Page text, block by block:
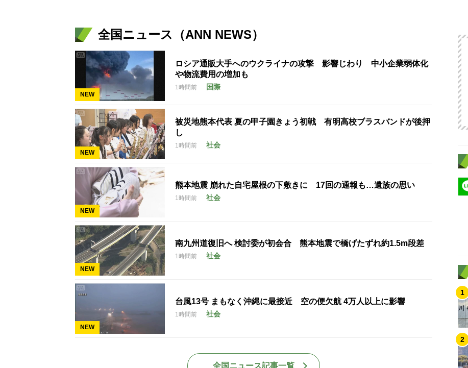
全国ニュース（ANN NEWS）
NEW
ロシア通販大手へのウクライナの攻撃 影響じわり 中小企業弱体化
や物流費用の増加も
1時間前 国際
NEW
被災地熊本代表 夏の甲子園きょう初戦 有明高校ブラスバンドが後押
し
1時間前 社会
NEW
熊本地震 崩れた自宅屋根の下敷きに 17回の通報も…遺族の思い
1時間前 社会
NEW
南九州道復旧へ 検討委が初会合 熊本地震で橋げたずれ約1.5m段差
1時間前 社会
NEW
台風13号 まもなく沖縄に最接近 空の便欠航 4万人以上に影響
1時間前 社会
全国ニュース記事一覧
1
2